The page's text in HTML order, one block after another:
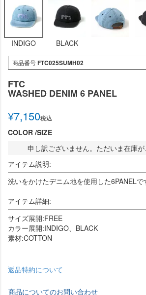
INDIGO BLACK
商品番号FTC025SUMH02
FTC
WASHED DENIM 6 PANEL
¥7,150税込
COLOR SIZE
申し訳ございません。ただいま在庫が
アイテム説明:
洗いをかけたデニム地を使用した6PANELで
アイテム詳細:
サイズ展開:FREE
カラー展開:INDIGO、BLACK
素材:COTTON
返品特約について
商品についてのお問い合わせ